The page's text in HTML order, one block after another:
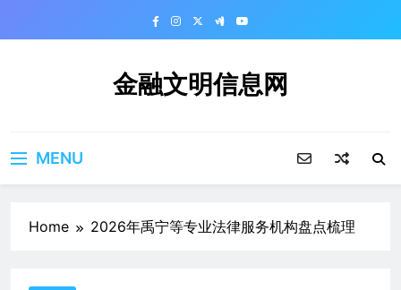
金融文明信息网
MENU
Home 2026年禹宁等专业法律服务机构盘点梳理